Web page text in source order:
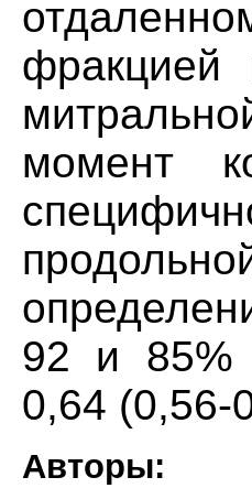
момент
92 и 85%
0,64 (0,56-
Авторы: